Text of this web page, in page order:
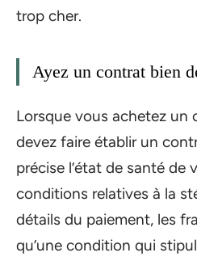
trop cher.
Ayez un contrat bien
Lorsque vous achetez un
devez faire établir un
précise l’état de santé de
conditions relatives à la
détails du paiement, les
qu’une condition qui